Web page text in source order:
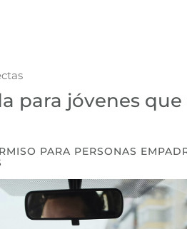
para jóvenes
PARA PERSONAS